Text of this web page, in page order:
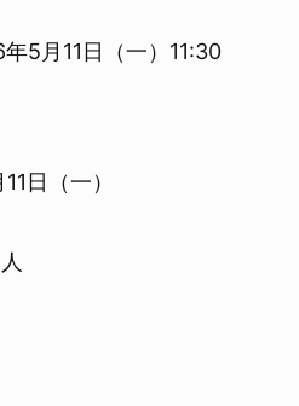
5月11日（一）11:30
日（一）